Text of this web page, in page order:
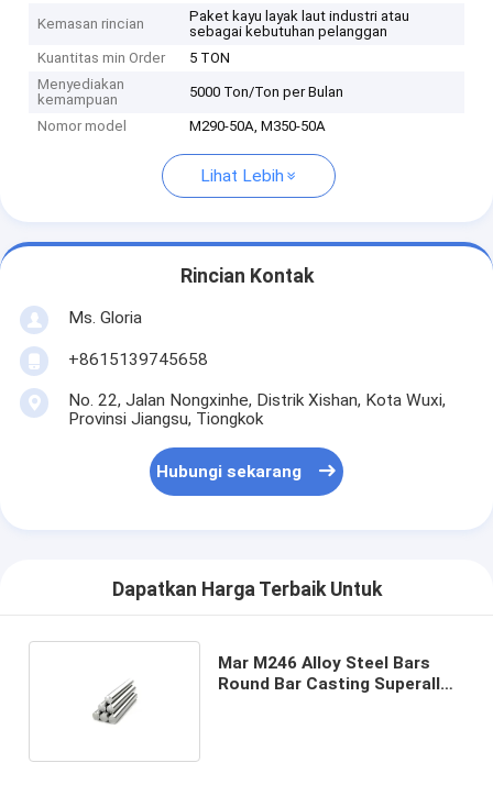
Kemasan rincian
Paket kayu layak laut industri atau
sebagai kebutuhan pelanggan
Kuantitas min Order
5 TON
Menyediakan
kemampuan
5000 Ton/Ton per Bulan
Nomor model M290-50A, M350-50A
Lihat Lebih
Rincian Kontak
Ms. Gloria
+8615139745658
No. 22, Jalan Nongxinhe, Distrik Xishan, Kota Wuxi,
Provinsi Jiangsu, Tiongkok
Hubungi sekarang
Dapatkan Harga Terbaik Untuk
Mar M246 Alloy Steel Bars
Round Bar Casting Superalloy